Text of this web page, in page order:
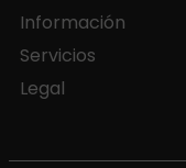
Información
Servicios
Legal